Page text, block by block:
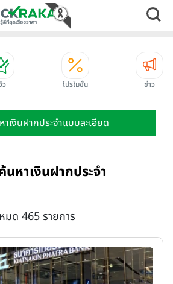
ว โปรโมชั่น ข่าว
าเงินฝากประจำแบบละเอียด
นหาเงินฝากประจำ
ด 465 รายการ